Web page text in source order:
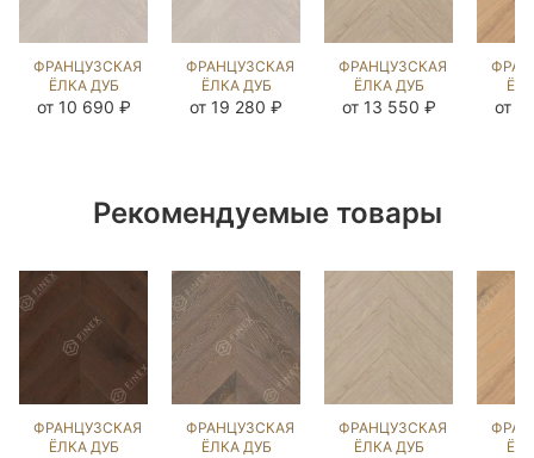
ФРАНЦУЗСКАЯ
ЁЛКА ДУБ
ИРБИС
от 10 690 ₽
ФРАНЦУЗСКАЯ
ЁЛКА ДУБ
ИРБИС
от 19 280 ₽
ФРАНЦУЗСКАЯ
ЁЛКА ДУБ
ФИАТО
от 13 550 ₽ от
Рекомендуемые товары
ФРАНЦУЗСКАЯ
ЁЛКА ДУБ
ФРАНЦУЗСКАЯ
ЁЛКА ДУБ
ФРАНЦУЗСКАЯ
ЁЛКА ДУБ